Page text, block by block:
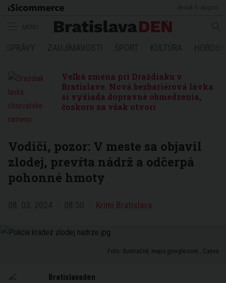
Veľká zmena pri Draždiaku v
Bratislave. Nová bezbariérová lávka
si vyžiada dopravné obmedzenia,
čoskoro sa však otvorí
Vodiči, pozor: V meste sa objavil
zlodej, prevŕta nádrž a odčerpá
pohonné hmoty
Krimi Bratislava
Foto: ilustračné, maps.google.com , Canva
Bratislavaden